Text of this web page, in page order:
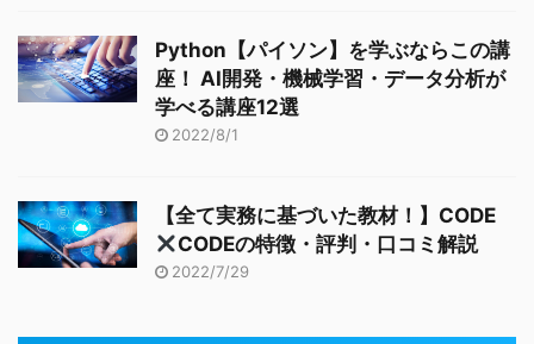
Python【パイソン】を学ぶならこの講
座！ AI開発・機械学習・データ分析が
学べる講座12選
2022/8/1
【全て実務に基づいた教材！】CODE
CODEの特徴・評判・口コミ解説
2022/7/29